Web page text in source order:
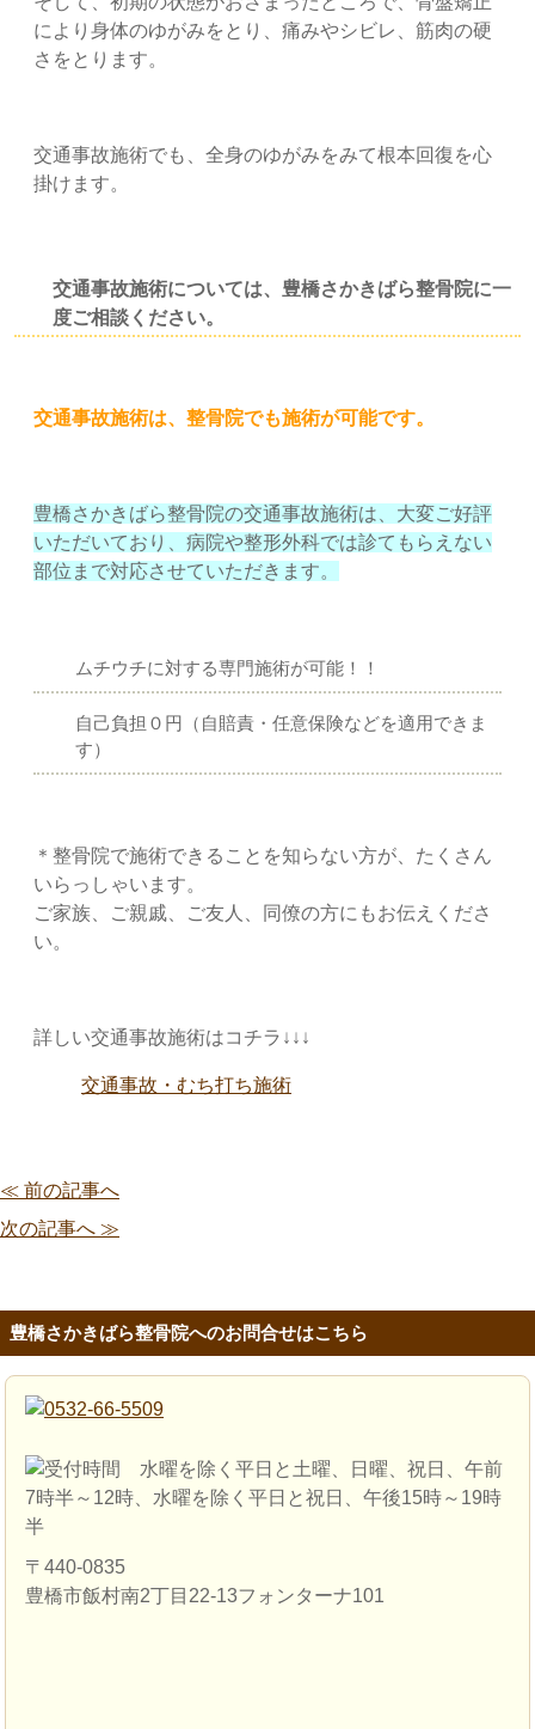
により身体のゆがみをとり、痛みやシビレ、筋肉の硬
さをとります。
交通事故施術でも、全身のゆがみをみて根本回復を心
掛けます。
交通事故施術については、豊橋さかきばら整骨院に一
度ご相談ください。
交通事故施術は、整骨院でも施術が可能です。
豊橋さかきばら整骨院の交通事故施術は、大変ご好評
いただいており、病院や整形外科では診てもらえない
部位まで対応させていただきます。
ムチウチに対する専門施術が可能！！
自己負担０円（自賠責・任意保険などを適用できま
す）
＊整骨院で施術できることを知らない方が、たくさん
いらっしゃいます。
ご家族、ご親戚、ご友人、同僚の方にもお伝えくださ
い。
詳しい交通事故施術はコチラ↓↓↓
交通事故・むち打ち施術
≪ 前の記事へ
次の記事へ ≫
豊橋さかきばら整骨院へのお問合せはこちら
〒440-0835
豊橋市飯村南2丁目22-13フォンターナ101